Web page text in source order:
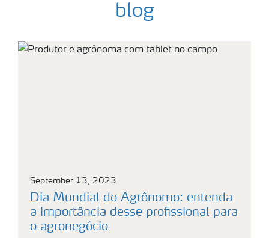
blog
September 13, 2023
Dia Mundial do Agrônomo: entenda
a importância desse profissional para
o agronegócio